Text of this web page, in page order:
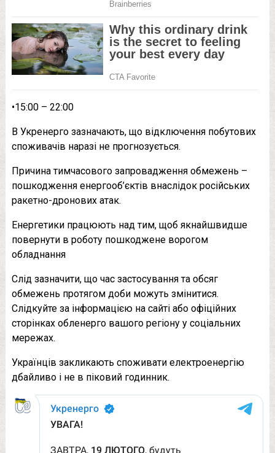
•15:00 – 22:00
В Укренерго зазначають, що відключення побутових
споживачів наразі не прогнозується.
Причина тимчасового запровадження обмежень –
пошкодження енергооб’єктів внаслідок російських
ракетно-дронових атак.
Енергетики працюють над тим, щоб якнайшвидше
повернути в роботу пошкоджене ворогом
обладнання
Слід зазначити, що час застосування та обсяг
обмежень протягом доби можуть змінитися.
Слідкуйте за інформацією на сайті або офіційних
сторінках обленерго вашого регіону у соціальних
мережах.
Українців закликають споживати електроенергію
дбайливо і не в піковий годинник.